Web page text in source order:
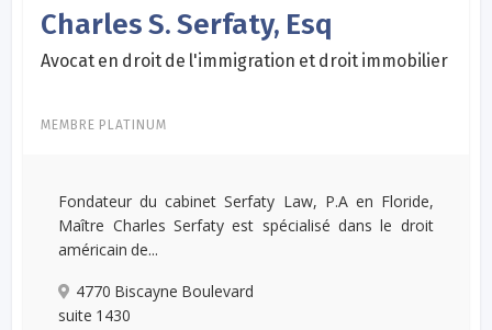
Charles S. Serfaty, Esq
Avocat en droit de l'immigration et droit immobilier
MEMBRE PLATINUM
Fondateur du cabinet Serfaty Law, P.A en Floride,
Maître Charles Serfaty est spécialisé dans le droit
américain de...
4770 Biscayne Boulevard
suite 1430